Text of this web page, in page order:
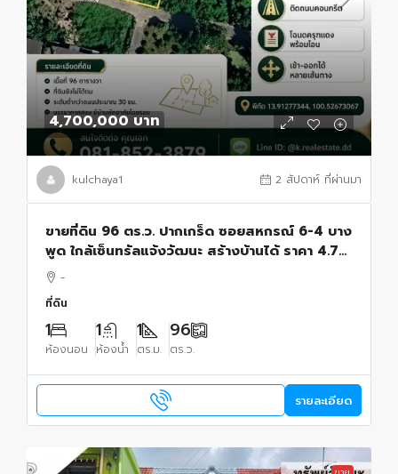
4,700,000 บาท
kulchaya1 2 สัปดาห์ ที่ผ่านมา
ขายที่ดิน 96 ตร.ว. ปากเกร็ด ซอยสหกรณ์ 6-4 บาง
พูด ใกล้เซ็นทรัลแจ้งวัฒนะ สร้างบ้านได้ ราคา 4.7
ล้านบาท
-
ที่ดิน
1
ห้องนอน
1
ห้องน้ำ
1
ตร.ม.
96
ตร.ว.
รายละเอียด